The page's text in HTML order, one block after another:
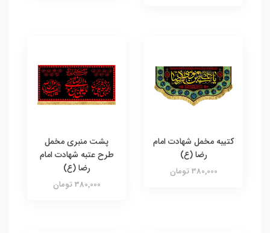
کتیبه مخمل شهادت امام
رضا (ع)
380,000 تومان
پشت منبری مخمل
طرح عتبه شهادت امام
رضا (ع)
380,000 تومان